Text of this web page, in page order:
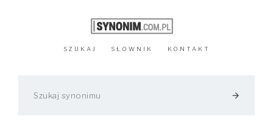
SZUKAJ SŁOWNIK KONTAKT
arrow_forward